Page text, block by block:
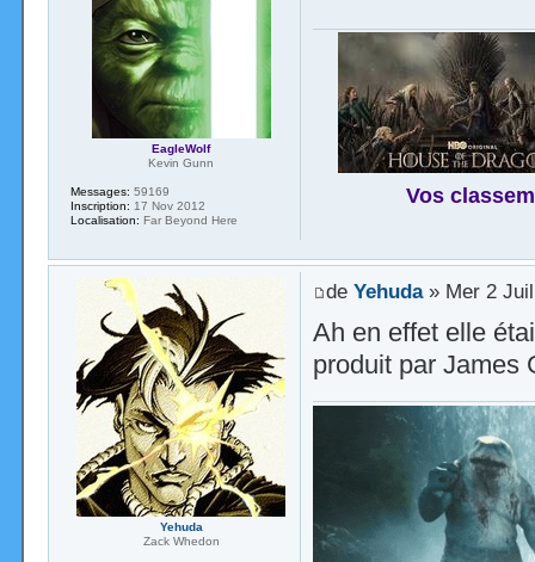
Vos
EagleWolf
Kevin Gunn
Messages: 59169
Inscription: 17 Nov 2012
Localisation: Far Beyond Here
de Yehuda» Mer 2 Juil
Ah en effet elle
produit par James
Yehuda
Zack Whedon